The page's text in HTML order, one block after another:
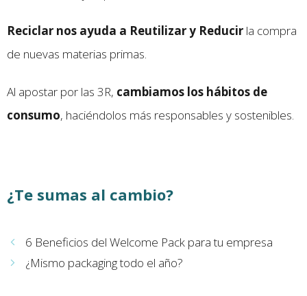
Reciclar nos ayuda a Reutilizar y Reducir la compra
de nuevas materias primas.
Al apostar por las 3R, cambiamos los hábitos de
consumo, haciéndolos más responsables y sostenibles.
¿Te sumas al cambio?
6 Beneficios del Welcome Pack para tu empresa
¿Mismo packaging todo el año?